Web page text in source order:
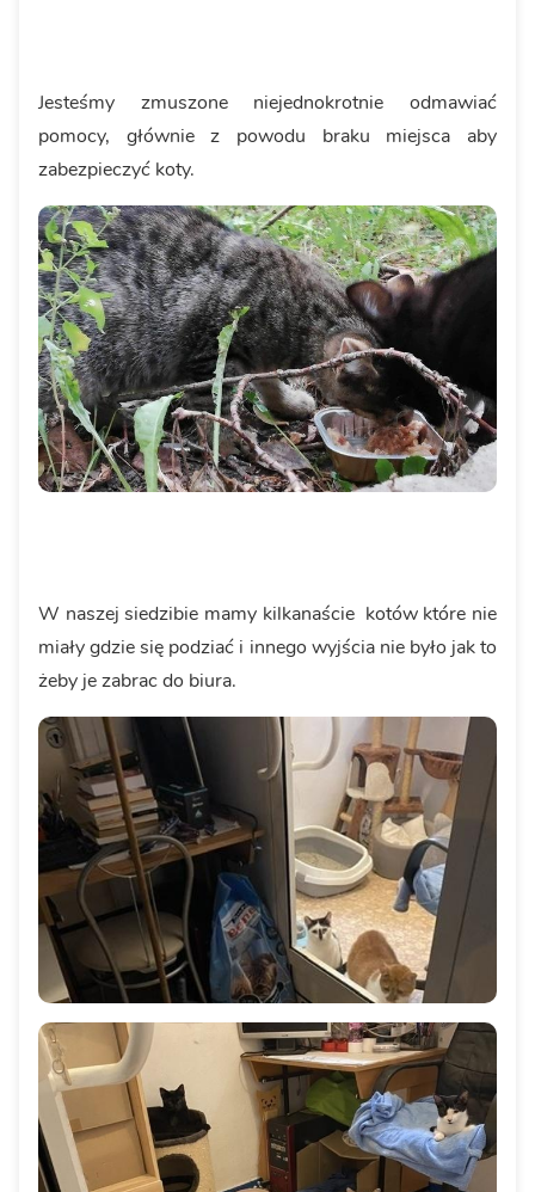
Jesteśmy zmuszone niejednokrotnie odmawiać
pomocy, głównie z powodu braku miejsca aby
zabezpieczyć koty.
W naszej siedzibie mamy kilkanaście kotów które nie
miały gdzie się podziać i innego wyjścia nie było jak to
żeby je zabrac do biura.